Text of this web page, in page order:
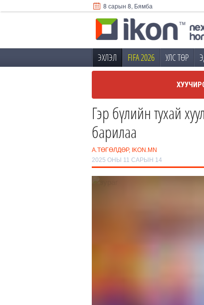
8 сарын 8, Бямба
ЭХЛЭЛ FIFA 2026 УЛС ТӨР
Гэр бүлийн тухай
барилаа
А.ТӨГӨЛДӨР, IKON.MN
2025 ОНЫ 11 САРЫН 14